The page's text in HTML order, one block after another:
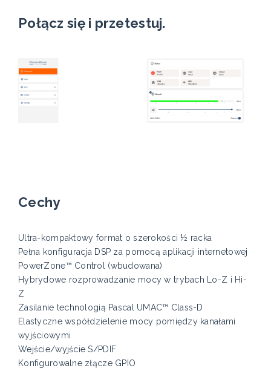
Połącz się i przetestuj.
Cechy
Ultra-kompaktowy format o szerokości ½ racka
Pełna konfiguracja DSP za pomocą aplikacji internetowej
PowerZone™ Control (wbudowana)
Hybrydowe rozprowadzanie mocy w trybach Lo-Z i Hi-
Z
Zasilanie technologią Pascal UMAC™ Class-D
Elastyczne współdzielenie mocy pomiędzy kanałami
wyjściowymi
Wejście/wyjście S/PDIF
Konfigurowalne złącze GPIO